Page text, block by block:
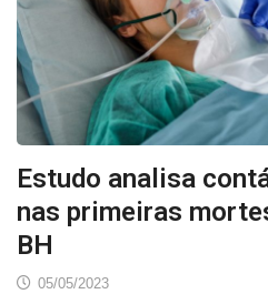
Estudo analisa
nas primeiras
BH
05/05/2023